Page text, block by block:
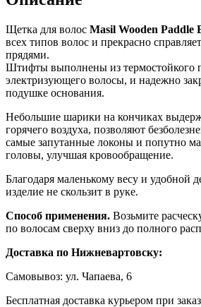
Щетка для волос Masil Wooden Paddle
всех типов волос и прекрасно
прядями.
Штифты выполнены из термостойкого
электризующего волосы, и надежно
подушке основания.
Небольшие шарики на кончиках
горячего воздуха, позволяют
самые запутанные локоны и попутно
головы, улучшая кровообращение.
Благодаря маленькому весу и удобной
изделие не скользит в руке.
Способ применения. Возьмите
по волосам сверху вниз до полного
Доставка по Нижневартовску:
Самовывоз: ул. Чапаева, 6
Бесплатная доставка курьером при